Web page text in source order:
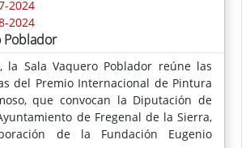
2024
2024
Poblador
la Sala Vaquero Poblador reúne las
del Premio Internacional de Pintura
que convocan la Diputación de
de Fregenal de la Sierra,
de la Fundación Eugenio